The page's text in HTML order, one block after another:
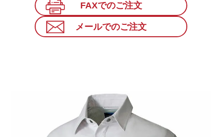
FAXでのご注文
メールでのご注文